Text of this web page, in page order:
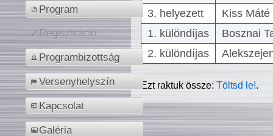
Program
Regisztráció
Programbizottság
Versenyhelyszín
Kapcsolat
Galéria
3. helyezett
Kiss
1. különdíjas
Bosznai
2. különdíjas
Ezt raktuk össze:Töltsd le!.